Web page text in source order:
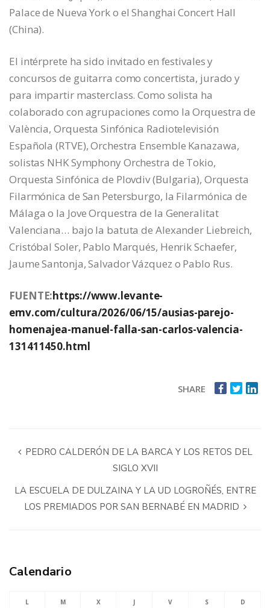
Palace de Nueva York o el Shanghai Concert Hall
(China).
El intérprete ha sido invitado en festivales y
concursos de guitarra como concertista, jurado y
para impartir masterclass. Como solista ha
colaborado con agrupaciones como la Orquestra de
València, Orquesta Sinfónica Radiotelevisión
Española (RTVE), Orchestra Ensemble Kanazawa,
solistas NHK Symphony Orchestra de Tokio,
Orquesta Sinfónica de Plovdiv (Bulgaria), Orquesta
Filarmónica de San Petersburgo, la Filarmónica de
Málaga o la Jove Orquestra de la Generalitat
Valenciana… bajo la batuta de Alexander Liebreich,
Cristóbal Soler, Pablo Marqués, Henrik Schaefer,
Jaume Santonja, Salvador Vázquez o Pablo Rus.
FUENTE:https://www.levante-
emv.com/cultura/2026/06/15/ausias-parejo-
homenajea-manuel-falla-san-carlos-valencia-
131411450.html
SHARE
PEDRO CALDERÓN DE LA BARCA Y LOS RETOS DEL
SIGLO XVII
LA ESCUELA DE DULZAINA Y LA UD LOGROÑÉS, ENTRE
LOS PREMIADOS POR SAN BERNABÉ EN MADRID
Calendario
L M X J V S D